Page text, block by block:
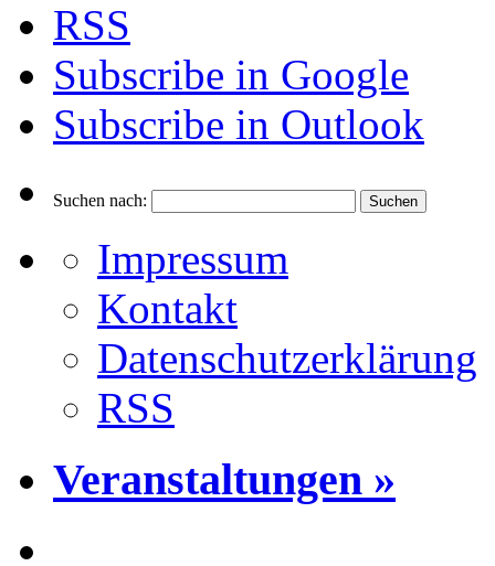
RSS
Subscribe in Google
Subscribe in Outlook
Suchen nach:
Impressum
Kontakt
Datenschutzerklärung
RSS
Veranstaltungen »